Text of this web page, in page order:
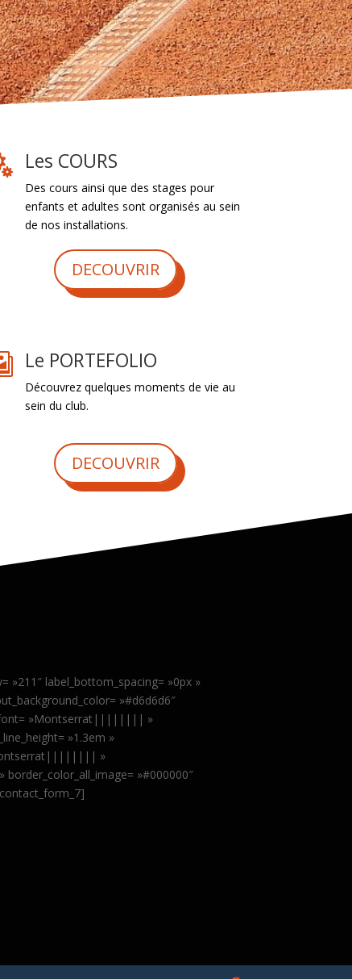
Les COURS
Des cours ainsi que des stages pour
enfants et adultes sont organisés au sein
de nos installations.
DECOUVRIR
Le PORTEFOLIO
Découvrez quelques moments de vie au
sein du club.
DECOUVRIR
»211″ label_bottom_spacing= »0px »
»#d6d6d6″
»Montserrat|||||||| »
»1.3em »
»
»#000000″